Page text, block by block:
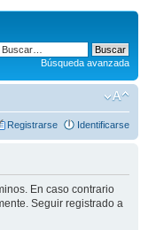
Búsqueda avanzada
Registrarse Identificarse
En caso contrario
Seguir registrado a